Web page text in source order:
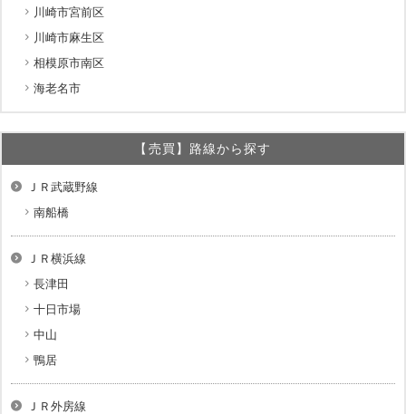
川崎市宮前区
川崎市麻生区
相模原市南区
海老名市
【売買】路線から探す
ＪＲ武蔵野線
南船橋
ＪＲ横浜線
長津田
十日市場
中山
鴨居
ＪＲ外房線